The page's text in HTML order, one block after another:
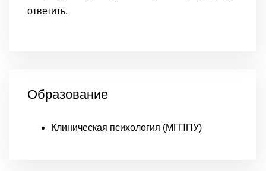
ответить.
Образование
Клиническая психология (МГППУ)